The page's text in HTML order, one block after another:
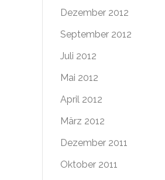
Dezember 2012
September 2012
Juli 2012
Mai 2012
April 2012
März 2012
Dezember 2011
Oktober 2011